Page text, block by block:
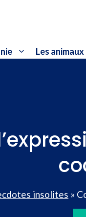
Les
insolites »